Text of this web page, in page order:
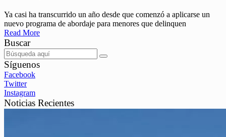
Ya casi ha transcurrido un año desde que comenzó a aplicarse un
nuevo programa de abordaje para menores que delinquen
Read More
Buscar
Síguenos
Facebook
Twitter
Instagram
Noticias Recientes